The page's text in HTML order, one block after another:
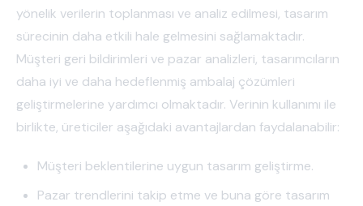
yönelik verilerin toplanması ve analiz edilmesi, tasarım
sürecinin daha etkili hale gelmesini sağlamaktadır.
Müşteri geri bildirimleri ve pazar analizleri, tasarımcıların
daha iyi ve daha hedeflenmiş ambalaj çözümleri
geliştirmelerine yardımcı olmaktadır. Verinin kullanımı ile
birlikte, üreticiler aşağıdaki avantajlardan faydalanabilir:
Müşteri beklentilerine uygun tasarım geliştirme.
Pazar trendlerini takip etme ve buna göre tasarım